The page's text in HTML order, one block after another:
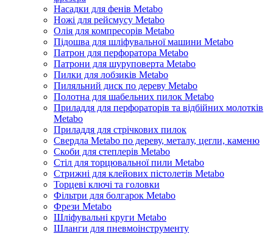
Насадки для фенів Metabo
Ножі для рейсмусу Metabo
Олія для компресорів Metabo
Підошва для шліфувальної машини Metabo
Патрон для перфоратора Metabo
Патрони для шуруповерта Metabo
Пилки для лобзиків Metabo
Пиляльний диск по дереву Metabo
Полотна для шабельних пилок Metabo
Приладдя для перфораторів та відбійних молотків
Metabo
Приладдя для стрічкових пилок
Свердла Metabo по дереву, металу, цегли, каменю
Скоби для степлерів Metabo
Стіл для торцювальної пили Metabo
Стрижні для клейових пістолетів Metabo
Торцеві ключі та головки
Фільтри для болгарок Metabo
Фрези Metabo
Шліфувальні круги Metabo
Шланги для пневмоінструменту